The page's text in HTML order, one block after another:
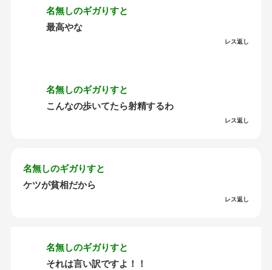
名無しのギガりすと
最高やな
レス返し
名無しのギガりすと
こんなの歩いてたら射精するわ
レス返し
名無しのギガりすと
ケツが貧相だから
レス返し
名無しのギガりすと
それは言い訳ですよ！！